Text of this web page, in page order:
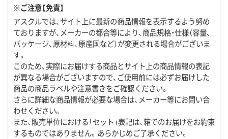
※ご注意【免責】
アスクルでは、サイト上に最新の商品情報を表示するよう努め
ておりますが、メーカーの都合等により、商品規格・仕様（容量、
パッケージ、原材料、原産国など）が変更される場合がございま
す。
このため、実際にお届けする商品とサイト上の商品情報の表記
が異なる場合がございますので、ご使用前には必ずお届けした
商品の商品ラベルや注意書きをご確認ください。
さらに詳細な商品情報が必要な場合は、メーカー等にお問い合
わせください。
また、販売単位における「セット」表記は、箱でのお届けをお約束
するものではありません。あらかじめご了承ください。